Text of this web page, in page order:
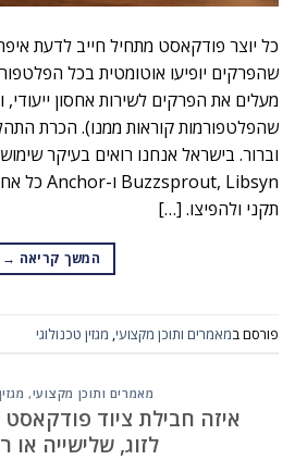
כל יוצר פודקאסט מתחיל חייב לדעת
שהפרקים יופיעו אוטומטית בכל
שהפלטפורמות קוראות ממנו). הכרת
תקני ולהפיצו. […]
המשך קריאה →
פורסם במאמרים ותוכן מקצועי, מגזין טכנולוגי
מאמרים ותוכן מקצועי,
איזה חבילת ציוד
לזוג, שלישייה או